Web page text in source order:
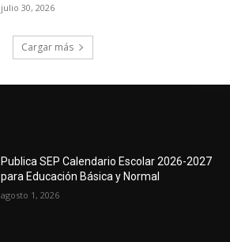
julio 30, 2026
Cargar más
Publica SEP Calendario Escolar 2026-2027
para Educación Básica y Normal
agosto 1, 2026